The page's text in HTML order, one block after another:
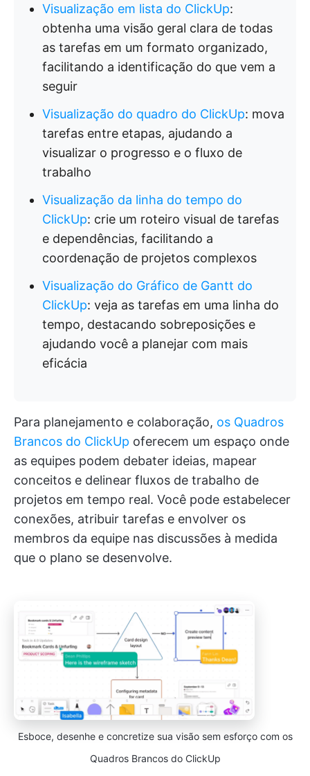
Visualização em lista do ClickUp:
obtenha uma visão geral clara de todas
as tarefas em um formato organizado,
facilitando a identificação do que vem a
seguir
Visualização do quadro do ClickUp: mova
tarefas entre etapas, ajudando a
visualizar o progresso e o fluxo de
trabalho
Visualização da linha do tempo do
ClickUp: crie um roteiro visual de tarefas
e dependências, facilitando a
coordenação de projetos complexos
Visualização do Gráfico de Gantt do
ClickUp: veja as tarefas em uma linha do
tempo, destacando sobreposições e
ajudando você a planejar com mais
eficácia
Para planejamento e colaboração, os Quadros
Brancos do ClickUp oferecem um espaço onde
as equipes podem debater ideias, mapear
conceitos e delinear fluxos de trabalho de
projetos em tempo real. Você pode estabelecer
conexões, atribuir tarefas e envolver os
membros da equipe nas discussões à medida
que o plano se desenvolve.
Esboce, desenhe e concretize sua visão sem esforço com os
Quadros Brancos do ClickUp